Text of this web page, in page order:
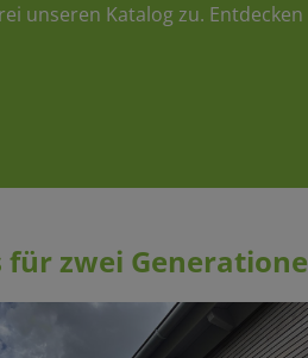
unseren Katalog zu.
zwei